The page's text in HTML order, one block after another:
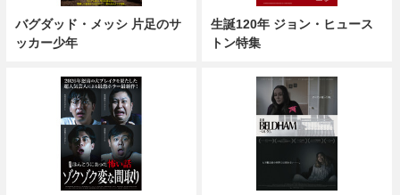
バグダッド・メッシ 片足のサ
ッカー少年
生誕120年 ジョン・ヒュース
トン特集